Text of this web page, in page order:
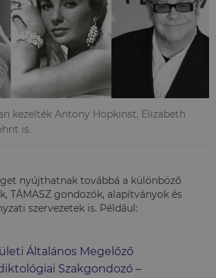
kezelték Antony Hopkinst, Elizabeth
is.
nyújthatnak továbbá a különböző
TÁMASZ gondozók, alapítványok és
szervezetek is. Például:
Általános Megelőző
Szakgondozó –